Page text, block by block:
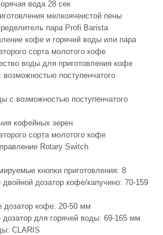
вода 28 сек
мелкоячеистой пены
пара Profi Barista
кофе и горячей воды или пара
сорта молотого кофе
воды для приготовления кофе
поступенчатого
с возможностью поступенчатого
кофейных зерен
сорта молотого кофе
Rotary Switch
кнопки приготовления: 8
дозатор кофе/капучино: 70-159
дозатор кофе: 20-50 мм
для горячей воды: 69-165 мм
CLARIS